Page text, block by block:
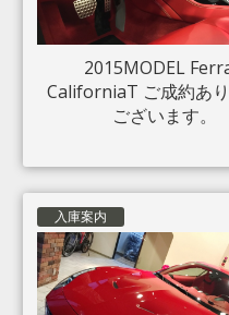
2015MODEL
CaliforniaT ご成約あ
ございます。
入庫案内